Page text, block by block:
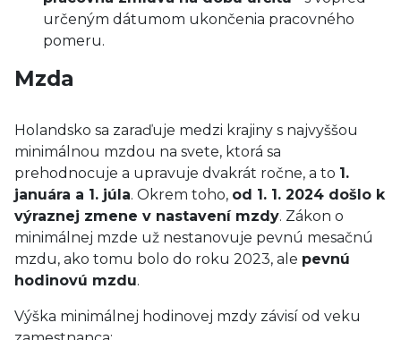
určeným dátumom ukončenia pracovného
pomeru.
Mzda
Holandsko sa zaraďuje medzi krajiny s najvyššou
minimálnou mzdou na svete, ktorá sa
prehodnocuje a upravuje dvakrát ročne, a to 1.
januára a 1. júla. Okrem toho, od 1. 1. 2024 došlo k
výraznej zmene v nastavení mzdy. Zákon o
minimálnej mzde už nestanovuje pevnú mesačnú
mzdu, ako tomu bolo do roku 2023, ale pevnú
hodinovú mzdu.
Výška minimálnej hodinovej mzdy závisí od veku